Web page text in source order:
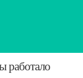
работало